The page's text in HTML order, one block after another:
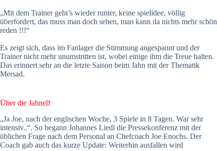
„Mit dem Trainer geht’s wieder runter, keine spielidee, völlig
überfordert, das muss man doch sehen, man kann da nichts mehr schön
reden !!!“
Es zeigt sich, dass im Fanlager die Stimmung angespannt und der
Trainer nicht mehr unumstritten ist, wobei einige ihm die Treue halten.
Das erinnert sehr an die letzte Saison beim Jahn mit der Thematik
Mersad.
Über die Jahnelf
„Ja Joe, nach der englischen Woche, 3 Spiele in 8 Tagen. War sehr
intensiv..“. So begann Johannes Liedl die Pressekonferenz mit der
üblichen Frage nach dem Personal an Chefcoach Joe Enochs. Der
Coach gab auch das kurze Update: Weiterhin ausfallen wird